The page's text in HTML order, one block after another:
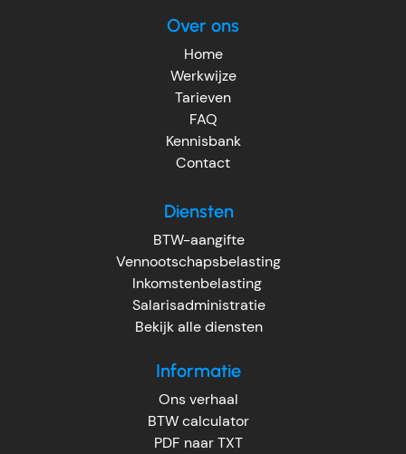
Over ons
Home
Werkwijze
Tarieven
FAQ
Kennisbank
Contact
Diensten
BTW-aangifte
Vennootschapsbelasting
Inkomstenbelasting
Salarisadministratie
Bekijk alle diensten
Informatie
Ons verhaal
BTW calculator
PDF naar TXT